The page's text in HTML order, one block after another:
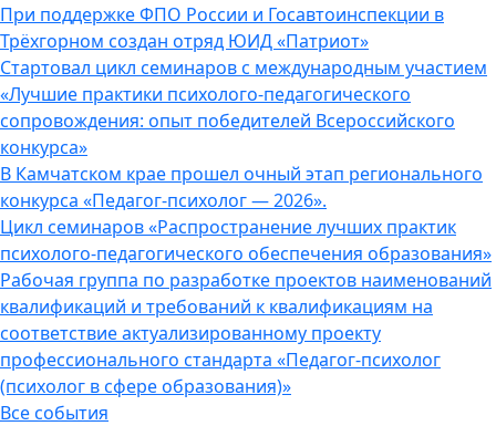
При поддержке ФПО России и Госавтоинспекции в
Трёхгорном создан отряд ЮИД «Патриот»
Стартовал цикл семинаров с международным участием
«Лучшие практики психолого-педагогического
сопровождения: опыт победителей Всероссийского
конкурса»
В Камчатском крае прошел очный этап регионального
конкурса «Педагог-психолог — 2026».
Цикл семинаров «Распространение лучших практик
психолого-педагогического обеспечения образования»
Рабочая группа по разработке проектов наименований
квалификаций и требований к квалификациям на
соответствие актуализированному проекту
профессионального стандарта «Педагог-психолог
(психолог в сфере образования)»
Все события